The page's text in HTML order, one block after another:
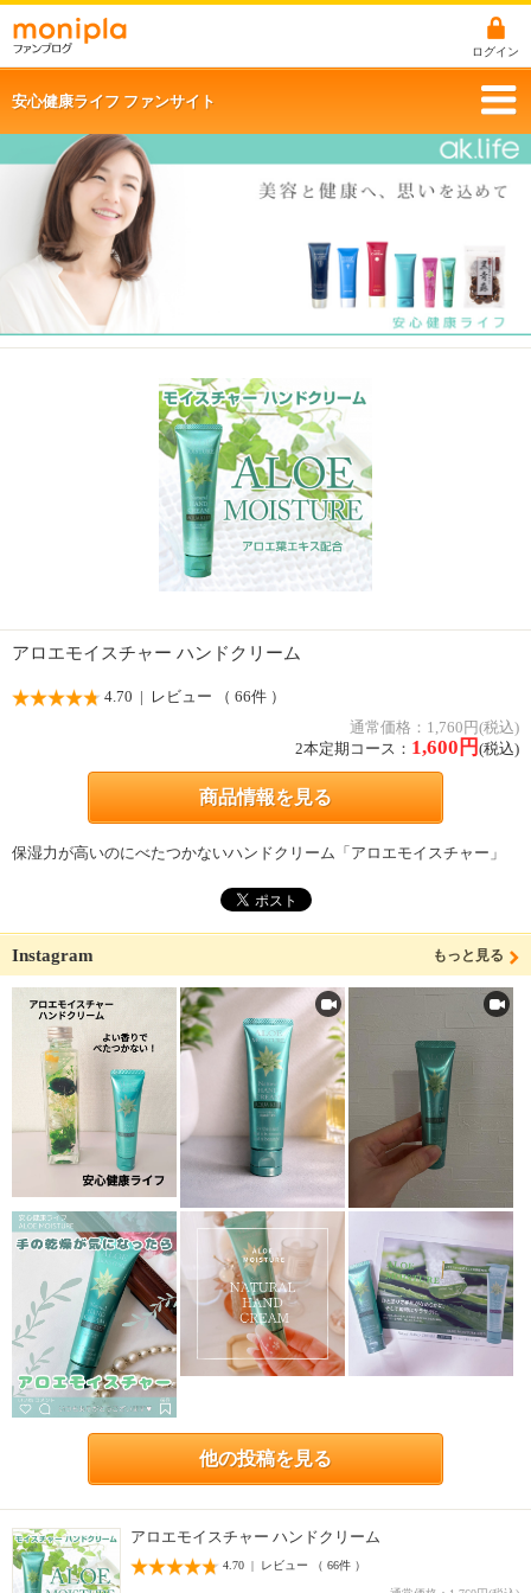
ログイン
安心健康ライフ ファンサイト
アロエモイスチャー ハンドクリーム
4.70 | レビュー （ 66件 ）
通常価格：1,760円(税込)
2本定期コース： 1,600 円 (税込)
商品情報を見る
保湿力が高いのにべたつかないハンドクリーム「アロエモイスチャー」
Instagram もっと見る
他の投稿を見る
アロエモイスチャー ハンドクリーム
4.70 | レビュー （ 66件 ）